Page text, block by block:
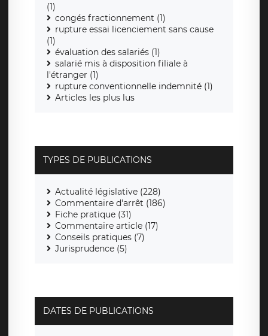
(1)
congés fractionnement (1)
rupture essai licenciement sans cause
(1)
évaluation des salariés (1)
salarié mis à disposition filiale à
l'étranger (1)
rupture conventionnelle indemnité (1)
Articles les plus lus
TYPES DE PUBLICATIONS
Actualité législative (228)
Commentaire d'arrêt (186)
Fiche pratique (31)
Commentaire article (17)
Conseils pratiques (7)
Jurisprudence (5)
DATES DE PUBLICATIONS